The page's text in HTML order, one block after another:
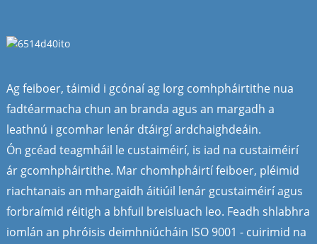
Ag feiboer, táimid i gcónaí ag lorg comhpháirtithe nua
fadtéarmacha chun an branda agus an margadh a
leathnú i gcomhar lenár dtáirgí ardchaighdeáin.
Ón gcéad teagmháil le custaiméirí, is iad na custaiméirí
ár gcomhpháirtithe. Mar chomhpháirtí feiboer, pléimid
riachtanais an mhargaidh áitiúil lenár gcustaiméirí agus
forbraímid réitigh a bhfuil breisluach leo. Feadh shlabhra
iomlán an phróisis deimhniúcháin ISO 9001 - cuirimid na